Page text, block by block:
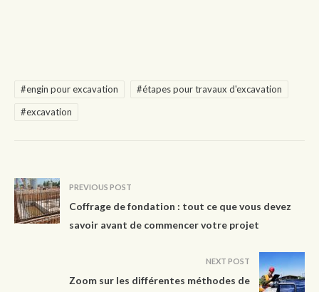
#engin pour excavation
#étapes pour travaux d'excavation
#excavation
PREVIOUS POST
Coffrage de fondation : tout ce que vous devez
savoir avant de commencer votre projet
NEXT POST
Zoom sur les différentes méthodes de